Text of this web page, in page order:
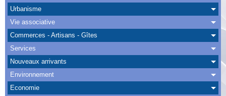
Agenda
Albums
Nous Contacter
Urbanisme
Vie associative
Commerces - Artisans - Gîtes
Services
Nouveaux arrivants
Environnement
Economie